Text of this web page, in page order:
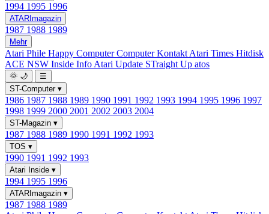
1994 1995 1996
ATARImagazin
1987 1988 1989
Mehr
Atari Phile Happy ComputerComputer Kontakt Atari Times Hitdisk
ACE NSW Inside Info Atari Update STraight Up atos
🌞 🌙
☰
ST-Computer ▾
1986 1987 1988 1989 1990 1991 1992 1993 1994 1995 1996 1997
1998 1999 2000 2001 2002 2003 2004
ST-Magazin ▾
1987 1988 1989 1990 1991 1992 1993
TOS ▾
1990 1991 1992 1993
Atari Inside ▾
1994 1995 1996
ATARImagazin ▾
1987 1988 1989